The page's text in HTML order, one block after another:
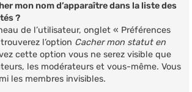
mon nom d’apparaître dans la liste des
?
de l’utilisateur, onglet « Préférences
l’option Cacher mon statut en
cette option vous ne serez visible que
les modérateurs et vous-même. Vous
les membres invisibles.